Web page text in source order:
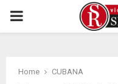
PRIMARY
Home CUBANA